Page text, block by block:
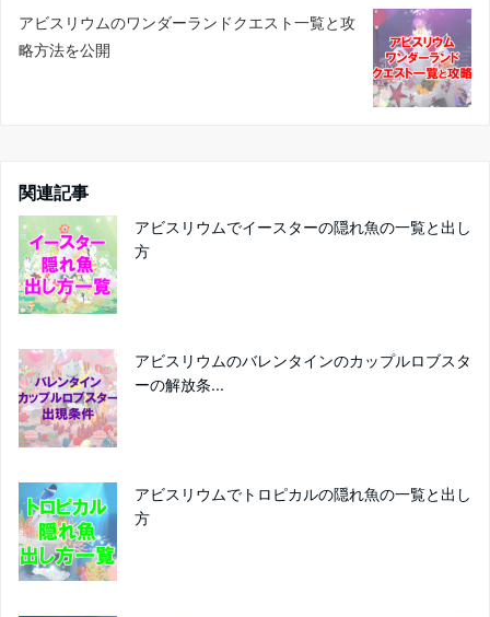
アビスリウムのワンダーランドクエスト一覧と攻
略方法を公開
関連記事
アビスリウムでイースターの隠れ魚の一覧と出し
方
アビスリウムのバレンタインのカップルロブスタ
ーの解放条...
アビスリウムでトロピカルの隠れ魚の一覧と出し
方